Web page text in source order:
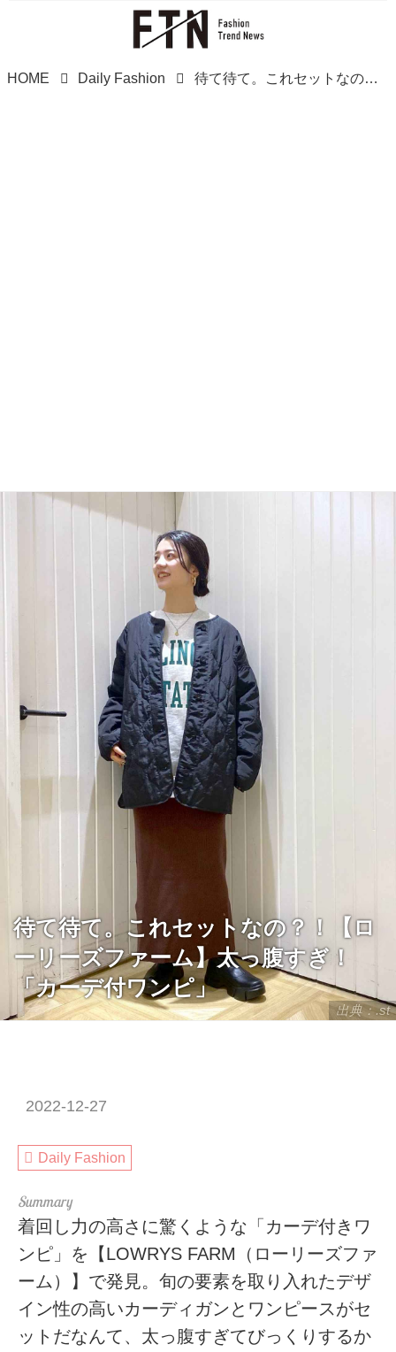
HOME Daily Fashion 待て待て。これセットなの？！【ローリーズファーム】太っ腹すぎ！「カーデ付ワンピ」
出典：.st
待て待て。これセットなの？！【ロ
ーリーズファーム】太っ腹すぎ！
「カーデ付ワンピ」
2022-12-27
Daily Fashion
着回し力の高さに驚くような「カーデ付きワ
ンピ」を【LOWRYS FARM（ローリーズファ
ーム）】で発見。旬の要素を取り入れたデザ
イン性の高いカーディガンとワンピースがセ
ットだなんて、太っ腹すぎてびっくりするか